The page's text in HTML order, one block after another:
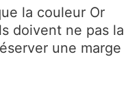
la couleur Or
doivent ne pas la
une marge